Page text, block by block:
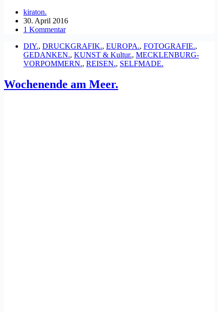
kiraton.
30. April 2016
1 Kommentar
DIY., DRUCKGRAFIK., EUROPA., FOTOGRAFIE.,
GEDANKEN., KUNST & Kultur., MECKLENBURG-
VORPOMMERN., REISEN., SELFMADE.
Wochenende am Meer.